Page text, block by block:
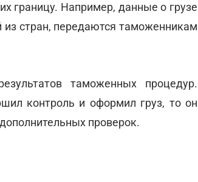
границу. Например, данные о грузе
стран, передаются таможенникам
таможенных процедур.
контроль и оформил груз, то он
проверок.